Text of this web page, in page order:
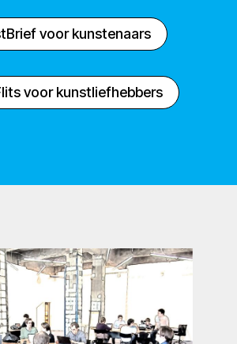
voor kunstenaars
voor kunstliefhebbers